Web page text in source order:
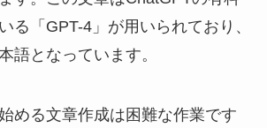
る「GPT-4」が用いられており、
語となっています。
める文章作成は困難な作業です